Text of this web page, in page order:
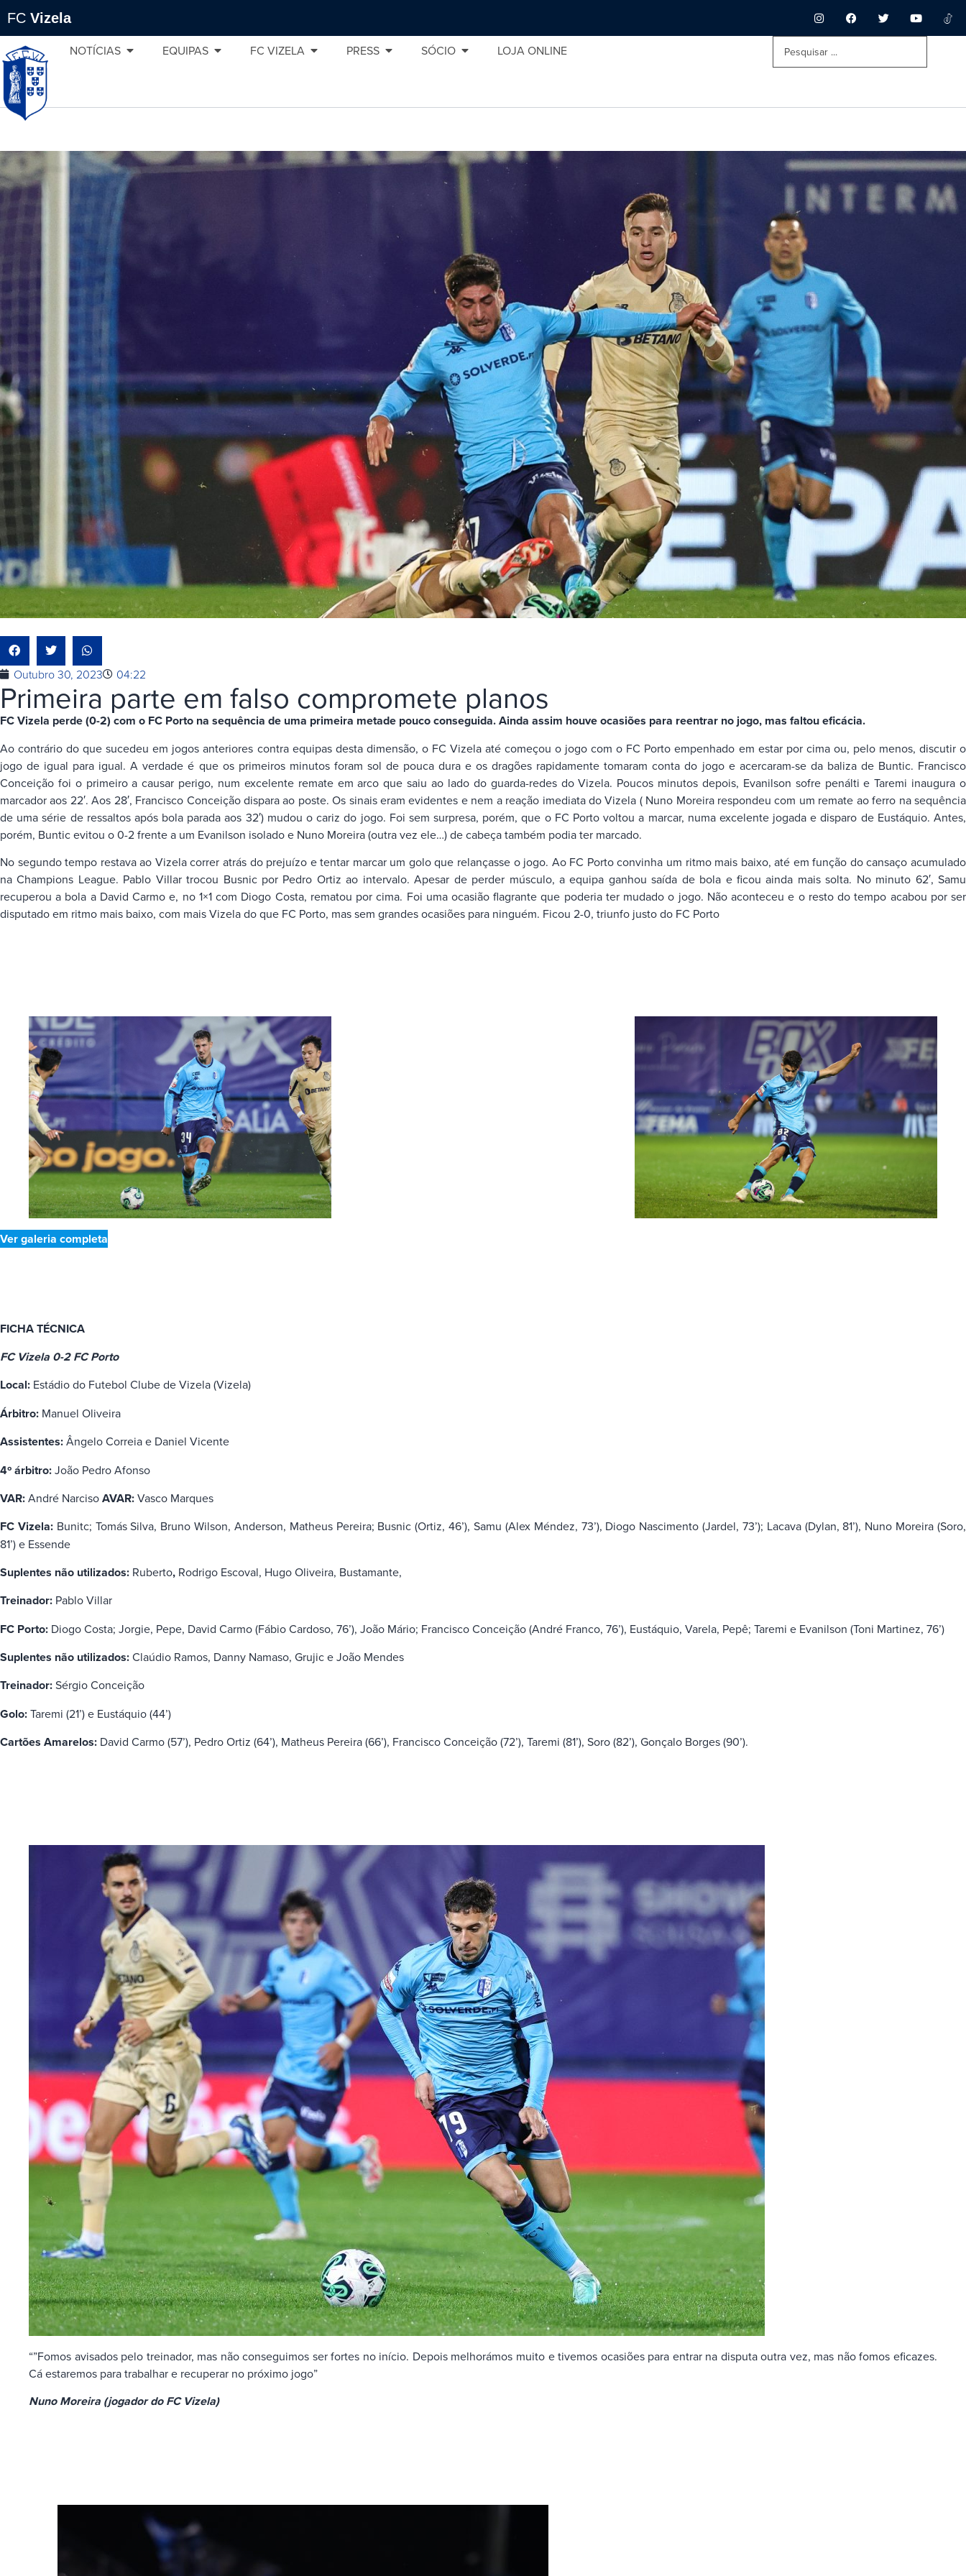
FC Vizela
NOTÍCIAS EQUIPAS FC VIZELA PRESS SÓCIO LOJA ONLINE
Outubro 30, 2023 04:22
Primeira parte em falso compromete planos
FC Vizela perde (0-2) com o FC Porto na sequência de uma primeira metade pouco conseguida. Ainda assim houve ocasiões para reentrar no jogo, mas faltou eficácia.
Ao contrário do que sucedeu em jogos anteriores contra equipas desta dimensão, o FC Vizela até começou o jogo com o FC Porto empenhado em estar por cima ou, pelo menos, discutir o
jogo de igual para igual. A verdade é que os primeiros minutos foram sol de pouca dura e os dragões rapidamente tomaram conta do jogo e acercaram-se da baliza de Buntic. Francisco
Conceição foi o primeiro a causar perigo, num excelente remate em arco que saiu ao lado do guarda-redes do Vizela. Poucos minutos depois, Evanilson sofre penálti e Taremi inaugura o
marcador aos 22′. Aos 28′, Francisco Conceição dispara ao poste. Os sinais eram evidentes e nem a reação imediata do Vizela ( Nuno Moreira respondeu com um remate ao ferro na sequência
de uma série de ressaltos após bola parada aos 32′) mudou o cariz do jogo. Foi sem surpresa, porém, que o FC Porto voltou a marcar, numa excelente jogada e disparo de Eustáquio. Antes,
porém, Buntic evitou o 0-2 frente a um Evanilson isolado e Nuno Moreira (outra vez ele…) de cabeça também podia ter marcado.
No segundo tempo restava ao Vizela correr atrás do prejuízo e tentar marcar um golo que relançasse o jogo. Ao FC Porto convinha um ritmo mais baixo, até em função do cansaço acumulado
na Champions League. Pablo Villar trocou Busnic por Pedro Ortiz ao intervalo. Apesar de perder músculo, a equipa ganhou saída de bola e ficou ainda mais solta. No minuto 62′, Samu
recuperou a bola a David Carmo e, no 1×1 com Diogo Costa, rematou por cima. Foi uma ocasião flagrante que poderia ter mudado o jogo. Não aconteceu e o resto do tempo acabou por ser
disputado em ritmo mais baixo, com mais Vizela do que FC Porto, mas sem grandes ocasiões para ninguém. Ficou 2-0, triunfo justo do FC Porto
Ver galeria completa
FICHA TÉCNICA
FC Vizela 0-2 FC Porto
Local: Estádio do Futebol Clube de Vizela (Vizela)
Árbitro: Manuel Oliveira
Assistentes:Ângelo Correia e Daniel Vicente
4º árbitro:João Pedro Afonso
VAR:André NarcisoAVAR:Vasco Marques
FC Vizela:Bunitc; Tomás Silva, Bruno Wilson, Anderson, Matheus Pereira; Busnic (Ortiz, 46’), Samu (Alex Méndez, 73’), Diogo Nascimento (Jardel, 73’); Lacava (Dylan, 81’), Nuno Moreira (Soro,
81’) e Essende
Suplentes não utilizados: Ruberto, Rodrigo Escoval, Hugo Oliveira, Bustamante,
Treinador: Pablo Villar
FC Porto: Diogo Costa; Jorgie, Pepe, David Carmo (Fábio Cardoso, 76’), João Mário; Francisco Conceição (André Franco, 76’), Eustáquio, Varela, Pepê; Taremi e Evanilson (Toni Martinez, 76’)
Suplentes não utilizados:Claúdio Ramos, Danny Namaso, Grujic e João Mendes
Treinador:Sérgio Conceição
Golo:Taremi (21’) e Eustáquio (44’)
Cartões Amarelos: David Carmo (57’), Pedro Ortiz (64’), Matheus Pereira (66’), Francisco Conceição (72’), Taremi (81’), Soro (82’), Gonçalo Borges (90’).
“”Fomos avisados pelo treinador, mas não conseguimos ser fortes no início. Depois melhorámos muito e tivemos ocasiões para entrar na disputa outra vez, mas não fomos eficazes.
Cá estaremos para trabalhar e recuperar no próximo jogo”
Nuno Moreira (jogador do FC Vizela)